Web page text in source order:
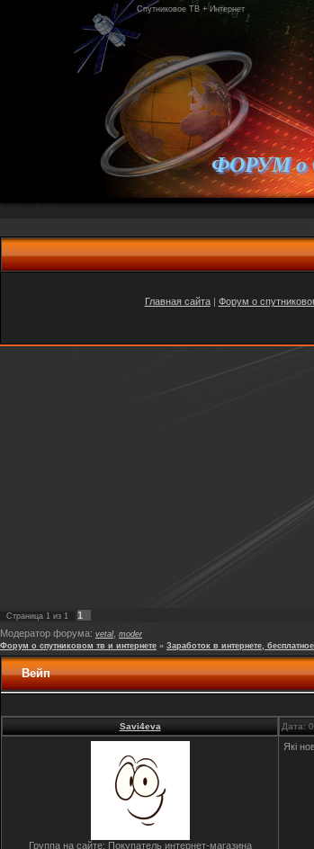
Спутниковое ТВ + Интернет
ФОРУМ
Главная сайта| Форум о
Страница 1 из 1
1
Модератор форума: vetal moder
Форум о спутниковом тв и интернете » Заработок в интернете,
Вейп
Savi4eva Дата:
Группа на сайте: Покупатель интернет-магазина
Які